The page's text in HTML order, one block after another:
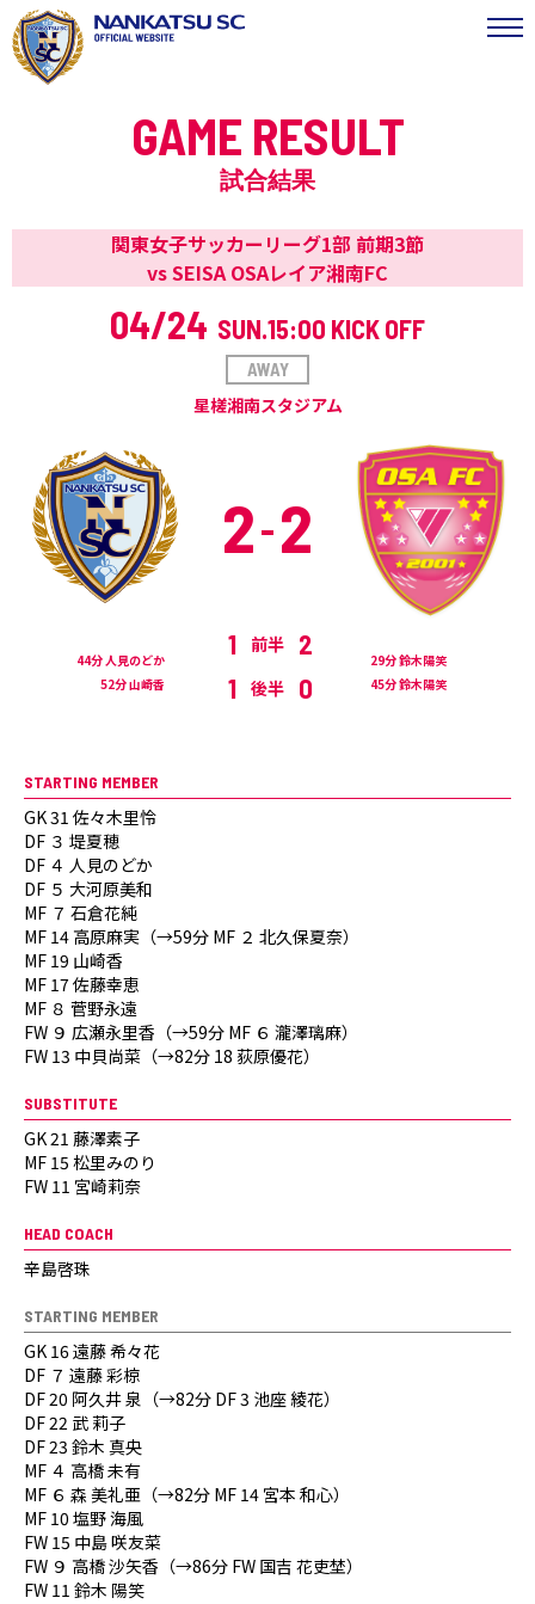
GAME RESULT
試合結果
関東女子サッカーリーグ1部 前期3節
vs SEISA OSAレイア湘南FC
04/24 SUN.15:00 KICK OFF
AWAY
星槎湘南スタジアム
2 2
44分 人見のどか
52分 山崎香
1 前半 2
29分 鈴木陽笑
45分 鈴木陽笑
1 後半 0
STARTING MEMBER
GK 31 佐々木里怜
DF ３ 堤夏穂
DF ４ 人見のどか
DF ５ 大河原美和
MF ７ 石倉花純
MF 14 高原麻実（→59分 MF ２ 北久保夏奈）
MF 19 山崎香
MF 17 佐藤幸恵
MF ８ 菅野永遠
FW ９ 広瀬永里香（→59分 MF ６ 瀧澤璃麻）
FW 13 中貝尚菜（→82分 18 荻原優花）
SUBSTITUTE
GK 21 藤澤素子
MF 15 松里みのり
FW 11 宮崎莉奈
HEAD COACH
辛島啓珠
STARTING MEMBER
GK 16 遠藤 希々花
DF ７ 遠藤 彩椋
DF 20 阿久井 泉（→82分 DF 3 池座 綾花）
DF 22 武 莉子
DF 23 鈴木 真央
MF ４ 高橋 未有
MF ６ 森 美礼亜（→82分 MF 14 宮本 和心）
MF 10 塩野 海風
FW 15 中島 咲友菜
FW ９ 高橋 沙矢香（→86分 FW 国吉 花吏埜）
FW 11 鈴木 陽笑